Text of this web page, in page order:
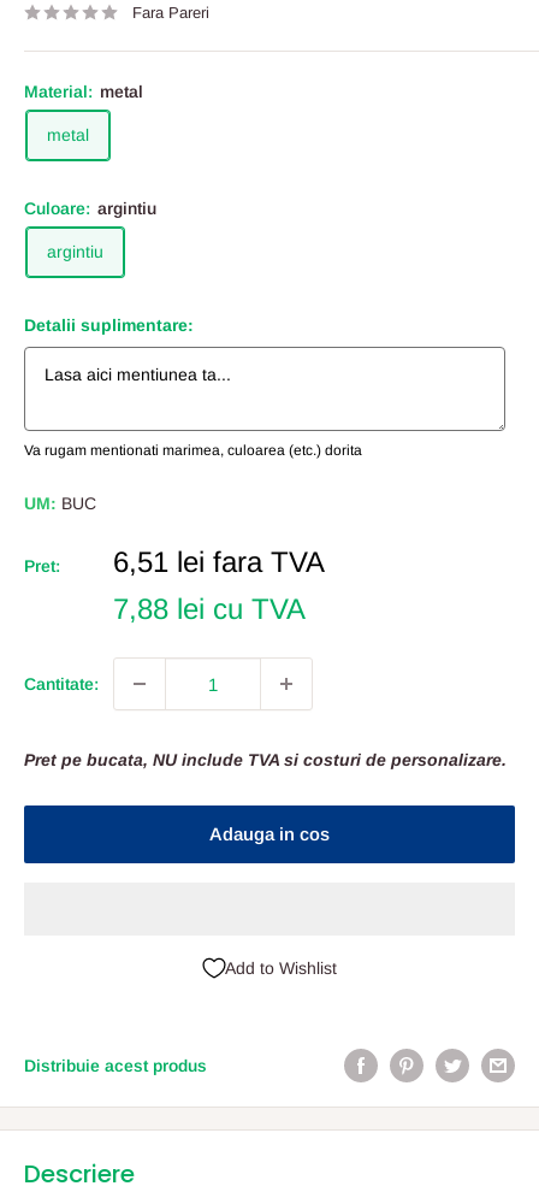
Fara Pareri
Material: metal
metal
Culoare: argintiu
argintiu
Detalii suplimentare:
Va rugam mentionati marimea, culoarea (etc.) dorita
UM: BUC
Pret:
Pret
Redus
6,51 lei fara TVA
7,88 lei cu TVA
Cantitate:
Pret pe bucata, NU include TVA si costuri de personalizare.
Adauga in cos
Add to Wishlist
Distribuie acest produs
Descriere